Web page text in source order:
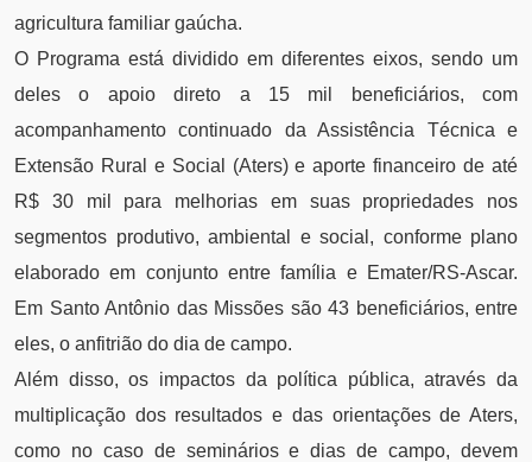
agricultura familiar gaúcha.
O Programa está dividido em diferentes eixos, sendo um
deles o apoio direto a 15 mil beneficiários, com
acompanhamento continuado da Assistência Técnica e
Extensão Rural e Social (Aters) e aporte financeiro de até
R$ 30 mil para melhorias em suas propriedades nos
segmentos produtivo, ambiental e social, conforme plano
elaborado em conjunto entre família e Emater/RS-Ascar.
Em Santo Antônio das Missões são 43 beneficiários, entre
eles, o anfitrião do dia de campo.
Além disso, os impactos da política pública, através da
multiplicação dos resultados e das orientações de Aters,
como no caso de seminários e dias de campo, devem